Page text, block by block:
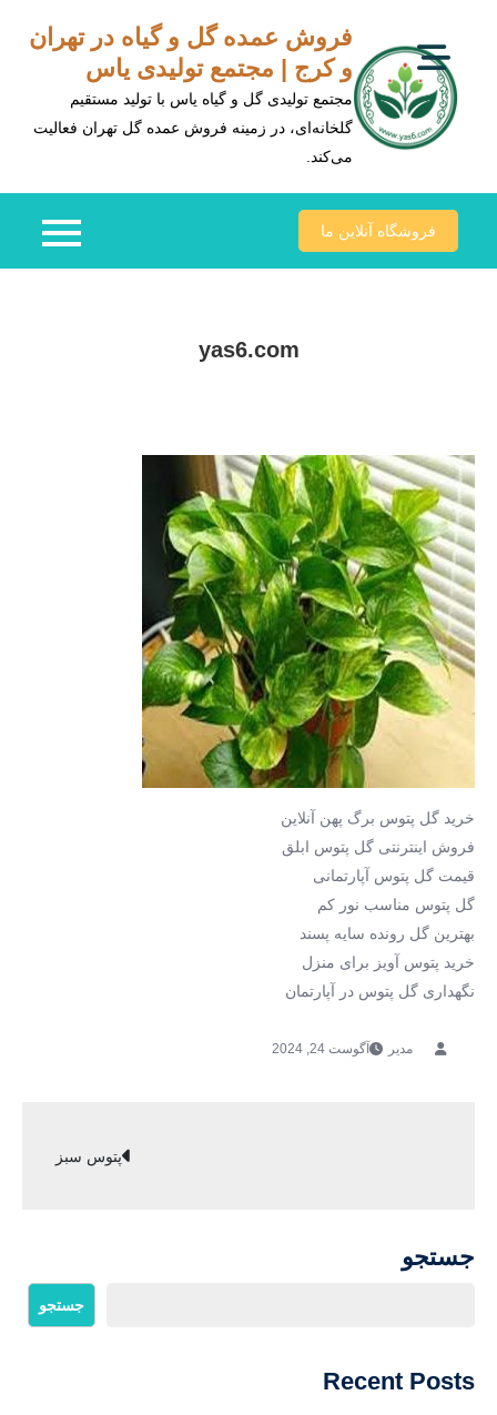
content
فروش عمده گل و گیاه در تهران
و کرج | مجتمع تولیدی یاس
مجتمع تولیدی گل و گیاه یاس با تولید مستقیم
گلخانه‌ای، در زمینه فروش عمده گل تهران فعالیت
می‌کند.
فروشگاه آنلاین ما
yas6.com
خرید گل پتوس برگ پهن آنلاین
فروش اینترنتی گل پتوس ابلق
قیمت گل پتوس آپارتمانی
گل پتوس مناسب نور کم
بهترین گل رونده سایه پسند
خرید پتوس آویز برای منزل
نگهداری گل پتوس در آپارتمان
آگوست 24, 2024
پتوس سبز
جستجو
جستجو
Recent Posts